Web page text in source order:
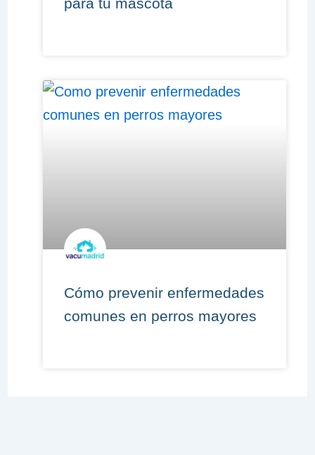
para tu mascota
Cómo prevenir enfermedades
comunes en perros mayores